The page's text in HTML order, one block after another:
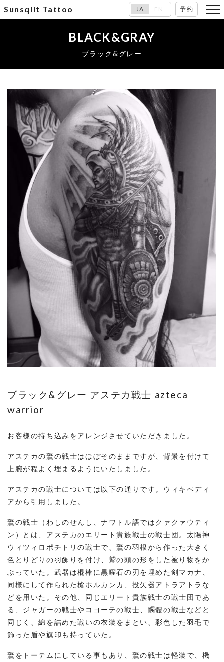
Sunsqlit Tattoo JA EN 予約
BLACK&GRAY
ブラック&グレー
ブラック&グレー アステカ戦士 azteca
warrior
お客様の持ち込みをアレンジさせていただきました。
アステカの鷲の戦士はほぼそのままですが、背景を付けて
上腕が程よく埋まるようにいたしました。
アステカの戦士については以下の通りです。ウィキペディ
アから引用しました。
鷲の戦士（わしのせんし、ナワトル語ではクァクァウティ
ン）とは、アステカのエリート貴族戦士の戦士団。太陽神
ウィツィロポチトリの戦士で、鷲の羽根から作った大きく
色とりどりの羽飾りを付け、鷲の頭の形をした被り物をか
ぶっていた。武器は棍棒に黒曜石の刃を埋めた剣マカナ、
同様にして作られた槍ホルカンカ、投矢器アトラアトラな
どを用いた。その他、同じエリート貴族戦士の戦士団であ
る、ジャガーの戦士やコヨーテの戦士、髑髏の戦士などと
同じく、綿を詰めた戦いの衣装をまとい、彩色した羽毛で
飾った盾や旗印も持っていた。
鷲をトーテムにしている事もあり、鷲の戦士は軽装で、機